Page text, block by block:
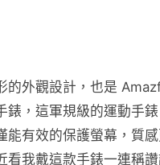
的外觀設計，也是
錶，這軍規級的運動手
能有效的保護螢幕，質
看我戴這款手錶一連稱